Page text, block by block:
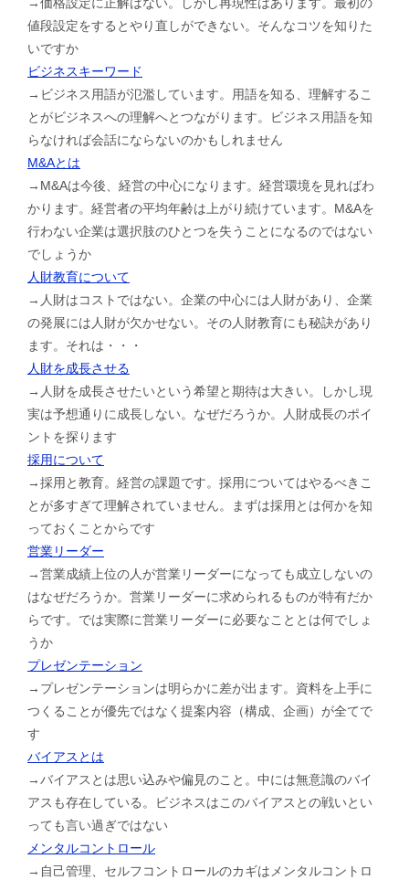
値段設定をするとやり直しができない。そんなコツを知りた
いですか
ビジネスキーワード
→ビジネス用語が氾濫しています。用語を知る、理解するこ
とがビジネスへの理解へとつながります。ビジネス用語を知
らなければ会話にならないのかもしれません
M&Aとは
→M&Aは今後、経営の中心になります。経営環境を見ればわ
かります。経営者の平均年齢は上がり続けています。M&Aを
行わない企業は選択肢のひとつを失うことになるのではない
でしょうか
人財教育について
→人財はコストではない。企業の中心には人財があり、企業
の発展には人財が欠かせない。その人財教育にも秘訣があり
ます。それは・・・
人財を成長させる
→人財を成長させたいという希望と期待は大きい。しかし現
実は予想通りに成長しない。なぜだろうか。人財成長のポイ
ントを探ります
採用について
→採用と教育。経営の課題です。採用についてはやるべきこ
とが多すぎて理解されていません。まずは採用とは何かを知
っておくことからです
営業リーダー
→営業成績上位の人が営業リーダーになっても成立しないの
はなぜだろうか。営業リーダーに求められるものが特有だか
らです。では実際に営業リーダーに必要なこととは何でしょ
うか
プレゼンテーション
→プレゼンテーションは明らかに差が出ます。資料を上手に
つくることが優先ではなく提案内容（構成、企画）が全てで
す
バイアスとは
→バイアスとは思い込みや偏見のこと。中には無意識のバイ
アスも存在している。ビジネスはこのバイアスとの戦いとい
っても言い過ぎではない
メンタルコントロール
→自己管理、セルフコントロールのカギはメンタルコントロ